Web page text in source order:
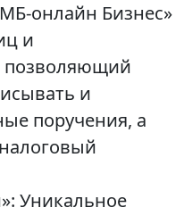
онлайн Бизнес»
и
позволяющий
и
поручения, а
Уникальное